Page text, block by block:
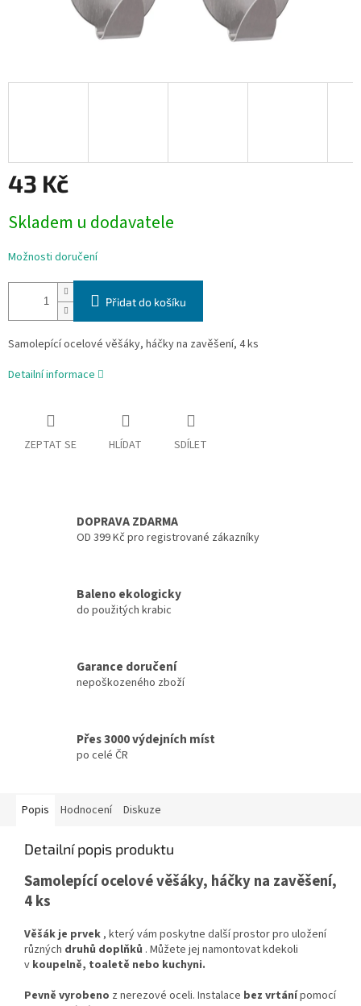
43 Kč
cena:
Skladem u dodavatele
Možnosti doručení
Přidat do košíku
Samolepící ocelové věšáky, háčky na zavěšení, 4 ks
Detailní informace
ZEPTAT SE HLÍDAT SDÍLET
DOPRAVA ZDARMA
OD 399 Kč pro registrované zákazníky
Baleno ekologicky
do použitých krabic
Garance doručení
nepoškozeného zboží
Přes 3000 výdejních míst
po celé ČR
Popis Hodnocení Diskuze
Detailní popis produktu
Samolepící ocelové věšáky, háčky na zavěšení,
4 ks
Věšák je prvek, který vám poskytne další prostor pro uložení
různých druhů doplňků . Můžete jej namontovat kdekoli
v koupelně, toaletě nebo kuchyni.
Pevně ​​vyrobeno z nerezové oceli. Instalace bez vrtánípomocí